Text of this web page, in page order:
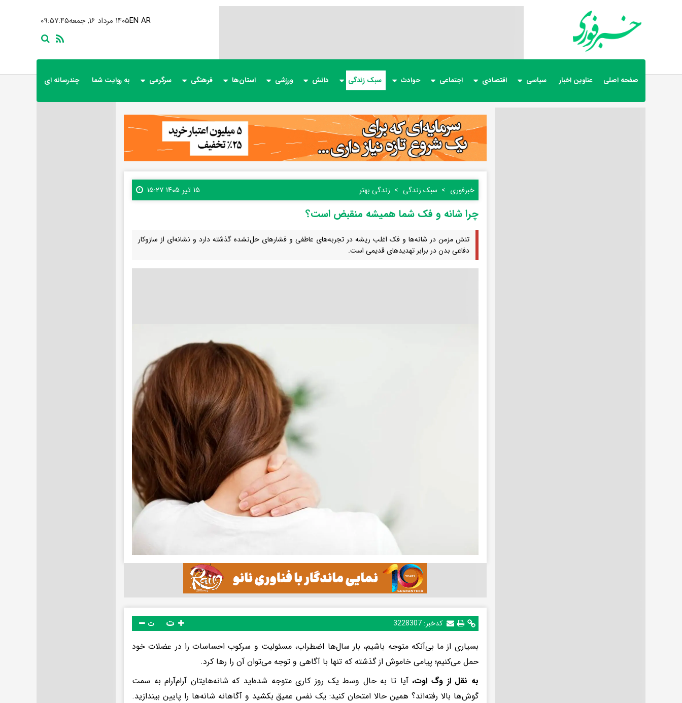
۰۹:۵۷:۴۷ ۱۴۰۵ مرداد ۱۶, جمعهEN AR
صفحه اصلی عناوین اخبار سیاسی اقتصادی اجتماعی حوادث سبک زندگی دانش ورزشی استان‌ها فرهنگی سرگرمی به روایت شما چندرسانه ای
خبرفوری سبک زندگی زندگی بهتر ۱۵ تیر ۱۴۰۵ ۱۵:۲۷
چرا شانه و فک شما همیشه منقبض است؟
تنش مزمن در شانه‌ها و فک اغلب ریشه در تجربه‌های عاطفی و فشارهای حل‌نشده گذشته دارد و نشانه‌ای از سازوکار
دفاعی بدن در برابر تهدیدهای قدیمی است.
کدخبر:3228307 ت
بسیاری از ما بی‌آنکه متوجه باشیم، بار سال‌ها اضطراب، مسئولیت و سرکوب احساسات را در عضلات خود
حمل می‌کنیم؛ پیامی خاموش از گذشته که تنها با آگاهی و توجه می‌توان آن را رها کرد.
به نقل از وگ اوت، آیا تا به حال وسط یک روز کاری متوجه شده‌اید که شانه‌هایتان آرام‌آرام به سمت
گوش‌ها بالا رفته‌اند؟ همین حالا امتحان کنید: یک نفس عمیق بکشید و آگاهانه شانه‌ها را پایین بیندازید.